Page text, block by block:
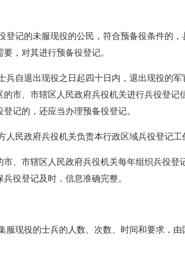
登记的未服现役的公民，符合预备役条件的
，对其进行预备役登记。
兵自退出现役之日起四十日内，退出现役的
市、市辖区人民政府兵役机关进行兵役登记
记的，还应当办理预备役登记。
人民政府兵役机关负责本行政区域兵役登记工
、市辖区人民政府兵役机关每年组织兵役
役登记及时，信息准确完整。
服现役的士兵的人数、次数、时间和要求，